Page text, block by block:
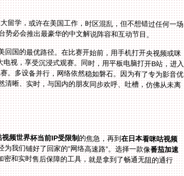
留学，或许在美国工作，时区混乱，但不想错过任何一场
必会推出最豪华的中文解说阵容和互动节目。
回国的最优路径。在比赛开始前，用手机打开央视频或咪
将画面投屏到客厅大电视，享受沉浸式观赛。同时，用平板电脑打开B站，进入
主们如何花样解读比赛。多设备并行，网络依然稳如磐石。因为有了专为影音优
段，你的直播画面依然清晰、实时，与国内的朋友同步欢呼、吐槽，仿佛从未离
频世界杯当前IP受限制的焦急，再到在日本看咪咕视频
我们铺好了回家的“网络高速路”。选择一款像番茄加速
和实时售后保障的工具，就是拿到了畅通无阻的通行